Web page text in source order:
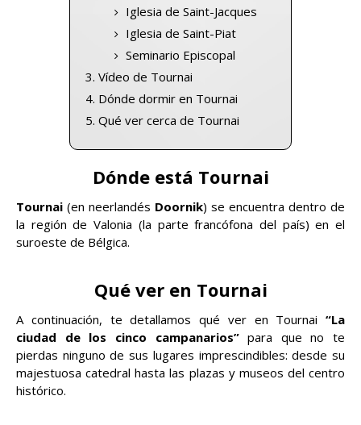
Iglesia de Saint-Jacques
Iglesia de Saint-Piat
Seminario Episcopal
Vídeo de Tournai
Dónde dormir en Tournai
Qué ver cerca de Tournai
Dónde está Tournai
Tournai (en neerlandés Doornik) se encuentra dentro de
la región de Valonia (la parte francófona del país) en el
suroeste de Bélgica.
Qué ver en Tournai
A continuación, te detallamos qué ver en Tournai “La
ciudad de los cinco campanarios”para que no te
pierdas ninguno de sus lugares imprescindibles: desde su
majestuosa catedral hasta las plazas y museos del centro
histórico.